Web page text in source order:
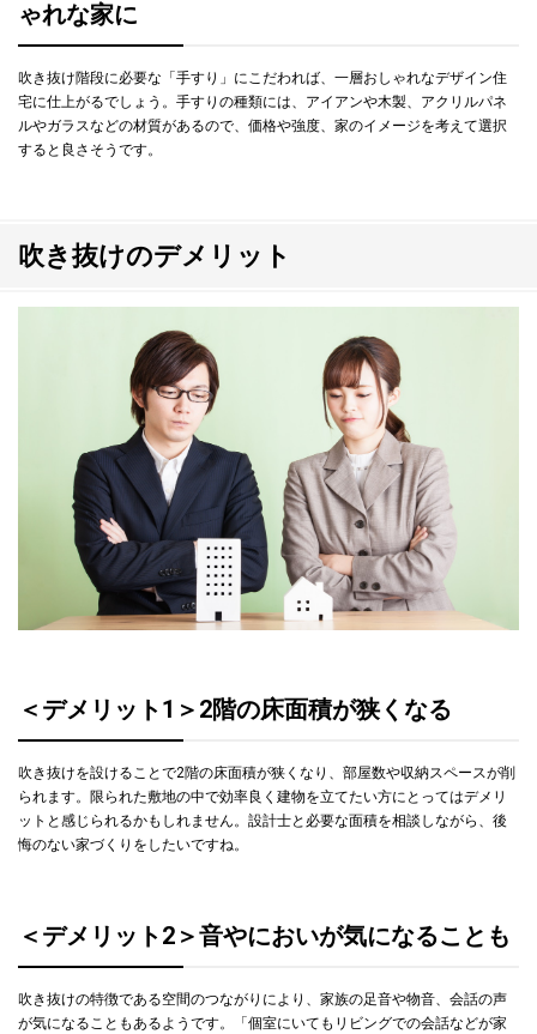
ゃれな家に
吹き抜け階段に必要な「手すり」にこだわれば、一層おしゃれなデザイン住
宅に仕上がるでしょう。手すりの種類には、アイアンや木製、アクリルパネ
ルやガラスなどの材質があるので、価格や強度、家のイメージを考えて選択
すると良さそうです。
吹き抜けのデメリット
＜デメリット1＞2階の床面積が狭くなる
吹き抜けを設けることで2階の床面積が狭くなり、部屋数や収納スペースが削
られます。限られた敷地の中で効率良く建物を立てたい方にとってはデメリ
ットと感じられるかもしれません。設計士と必要な面積を相談しながら、後
悔のない家づくりをしたいですね。
＜デメリット2＞音やにおいが気になることも
吹き抜けの特徴である空間のつながりにより、家族の足音や物音、会話の声
が気になることもあるようです。「個室にいてもリビングでの会話などが家